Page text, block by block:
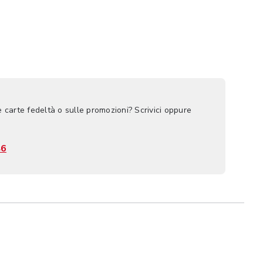
fedeltà o sulle promozioni? Scrivici oppure